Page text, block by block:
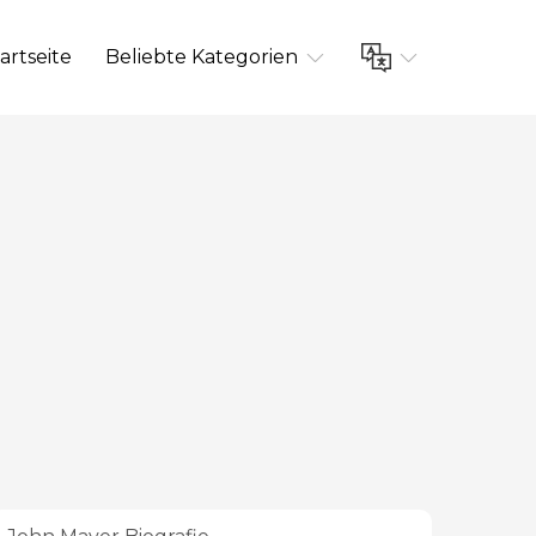
Beliebte Kategorien